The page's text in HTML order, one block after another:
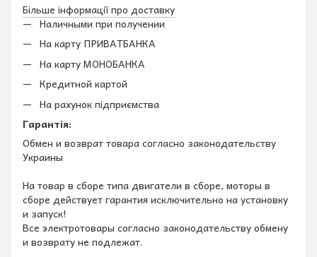
Більше інформації про доставку
Наличными при получении
На карту ПРИВАТБАНКА
На карту МОНОБАНКА
Кредитной картой
На рахунок підприємства
Гарантія:
Обмен и возврат товара согласно законодательству
Украины
На товар в сборе типа двигатели в сборе, моторы в
сборе действует гарантия исключительно на установку
и запуск!
Все электротовары согласно законодательству обмену
и возврату не подлежат.